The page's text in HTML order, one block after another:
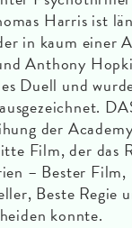
Harris ist
in kaum einer
Anthony
Duell und
der
Film, der das
– Bester Film,
Beste Regie
konnte.